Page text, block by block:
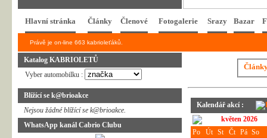
Hlavní stránka Články Členové Fotogalerie Srazy Bazar
Právě je on-line 663 kabrioleťáků.
Katalog KABRIOLETŮ
Vyber automobilku :
Blížící se k@brioakce
Nejsou žádné blížící se k@brioakce.
WhatsApp kanál Cabrio Clubu
Kalendář akcí :
květen 2026
Po
Út St Čt Pá So